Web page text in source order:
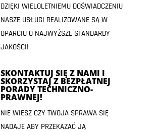
DZIĘKI WIELOLETNIEMU DOŚWIADCZENIU
NASZE USŁUGI REALIZOWANE SĄ W
OPARCIU O NAJWYŻSZE STANDARDY
JAKOŚCI!
SKONTAKTUJ SIĘ Z NAMI I
SKORZYSTAJ Z BEZPŁATNEJ
PORADY TECHNICZNO-
PRAWNEJ!
NIE WIESZ CZY TWOJA SPRAWA SIĘ
NADAJE ABY PRZEKAZAĆ JĄ